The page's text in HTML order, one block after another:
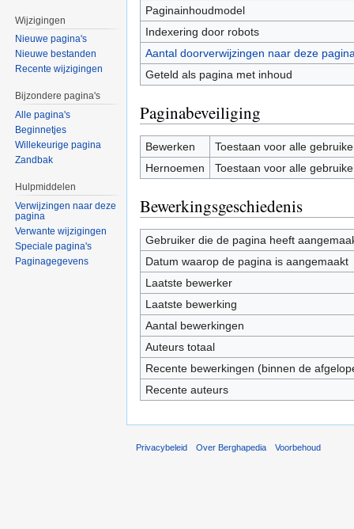
Paginainhoudmodel
Indexering door robots
Aantal doorverwijzingen naar deze
Geteld als pagina met inhoud
Paginabeveiliging
Bewerken
Toestaan voor alle
Hernoemen
Toestaan voor alle
Bewerkingsgeschiedenis
Gebruiker die de pagina heeft
Datum waarop de pagina is aangemaakt
Laatste bewerker
Laatste bewerking
Aantal bewerkingen
Auteurs totaal
Recente bewerkingen (binnen de
Recente auteurs
Wijzigingen
Nieuwe pagina's
Nieuwe bestanden
Recente wijzigingen
Bijzondere pagina's
Alle pagina's
Beginnetjes
Willekeurige pagina
Zandbak
Hulpmiddelen
Verwijzingen naar deze
pagina
Verwante wijzigingen
Speciale pagina's
Paginagegevens
Privacybeleid Over Berghapedia Voorbehoud